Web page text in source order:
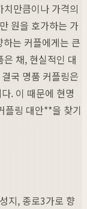
만큼이나 가격의
원을 호가하는 가
는 커플에게는 큰
채, 현실적인 대
국 명품 커플링은
. 이 때문에 현명
플링 대안**을 찾기
지, 종로3가로 향